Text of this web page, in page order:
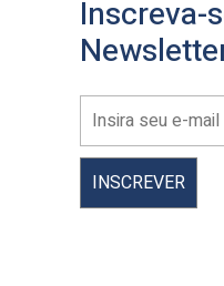
Inscreva-